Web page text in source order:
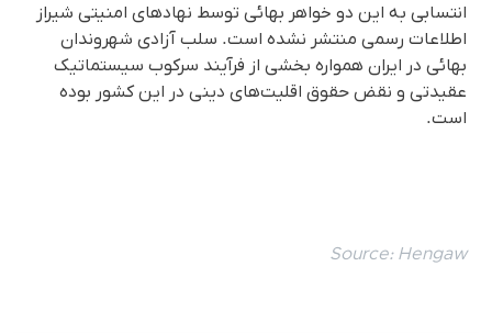
انتسابی به این دو خواهر بهائی توسط نهادهای امنیتی شیراز
اطلاعات رسمی منتشر نشده است. سلب آزادی شهروندان
بهائی در ایران همواره بخشی از فرآیند سرکوب سیستماتیک
عقیدتی و نقض حقوق اقلیت‌های دینی در این کشور بوده
است.
Source: Hengaw